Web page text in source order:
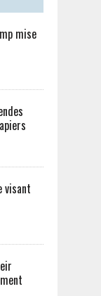
mise
visant